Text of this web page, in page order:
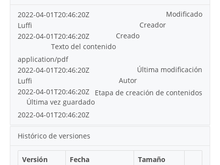
Modificado
2022-04-01T20:46:20Z
Creador
Luffi
Creado
2022-04-01T20:46:20Z
Texto del contenido
application/pdf
Última modificación
2022-04-01T20:46:20Z
Autor
Luffi
Etapa de creación de contenidos
2022-04-01T20:46:20Z
Última vez guardado
2022-04-01T20:46:20Z
Histórico de versiones
Versión Fecha
Tamaño